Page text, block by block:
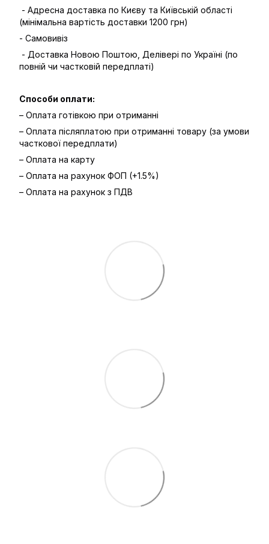
- Адресна доставка по Києву та Київській області
(мінімальна вартість доставки 1200 грн)
- Самовивіз
- Доставка Новою Поштою, Делівері по Україні (по
повній чи частковій передплаті)
Способи оплати:
– Оплата готівкою при отриманні
– Оплата післяплатою при отриманні товару (за умови
часткової передплати)
– Оплата на карту
– Оплата на рахунок ФОП (+1.5%)
– Оплата на рахунок з ПДВ